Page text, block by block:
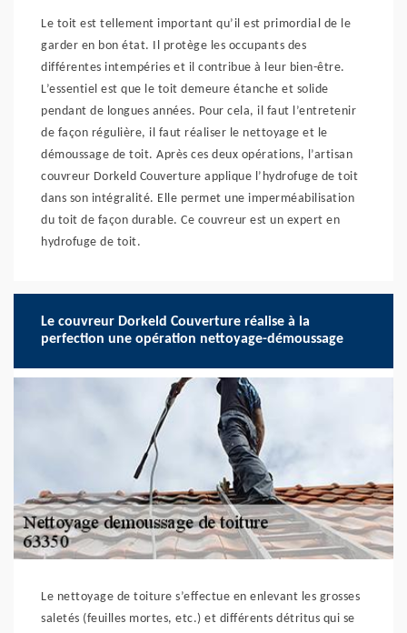
Le toit est tellement important qu’il est primordial de le
garder en bon état. Il protège les occupants des
différentes intempéries et il contribue à leur bien-être.
L’essentiel est que le toit demeure étanche et solide
pendant de longues années. Pour cela, il faut l’entretenir
de façon régulière, il faut réaliser le nettoyage et le
démoussage de toit. Après ces deux opérations, l’artisan
couvreur Dorkeld Couverture applique l’hydrofuge de toit
dans son intégralité. Elle permet une imperméabilisation
du toit de façon durable. Ce couvreur est un expert en
hydrofuge de toit.
Le couvreur Dorkeld Couverture réalise à la
perfection une opération nettoyage-démoussage
Le nettoyage de toiture s’effectue en enlevant les grosses
saletés (feuilles mortes, etc.) et différents détritus qui se